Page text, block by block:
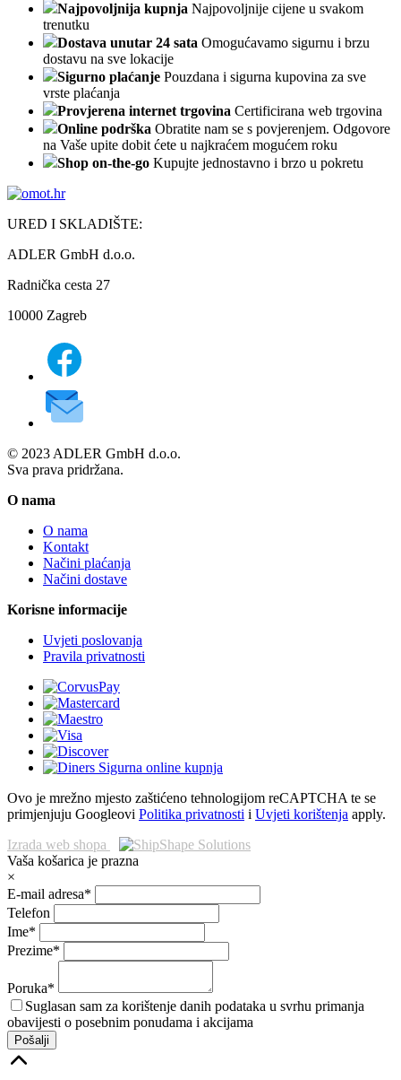
Najpovoljnija kupnja Najpovoljnije cijene u svakom
trenutku
Dostava unutar 24 sata Omogućavamo sigurnu i brzu
dostavu na sve lokacije
Sigurno plaćanje Pouzdana i sigurna kupovina za sve
vrste plaćanja
Provjerena internet trgovina Certificirana web trgovina
Online podrška Obratite nam se s povjerenjem. Odgovore
na Vaše upite dobit ćete u najkraćem mogućem roku
Shop on-the-go Kupujte jednostavno i brzo u pokretu
URED I SKLADIŠTE:
ADLER GmbH d.o.o.
Radnička cesta 27
10000 Zagreb
© 2023 ADLER GmbH d.o.o.
Sva prava pridržana.
O nama
O nama
Kontakt
Načini plaćanja
Načini dostave
Korisne informacije
Uvjeti poslovanja
Pravila privatnosti
Ovo je mrežno mjesto zaštićeno tehnologijom reCAPTCHA te se
primjenjuju Googleovi Politika privatnosti i Uvjeti korištenja apply.
Izrada web shopa
Vaša košarica je prazna
×
E-mail adresa*
Telefon
Ime*
Prezime*
Poruka*
Suglasan sam za korištenje danih podataka u svrhu primanja
obavijesti o posebnim ponudama i akcijama
Pošalji